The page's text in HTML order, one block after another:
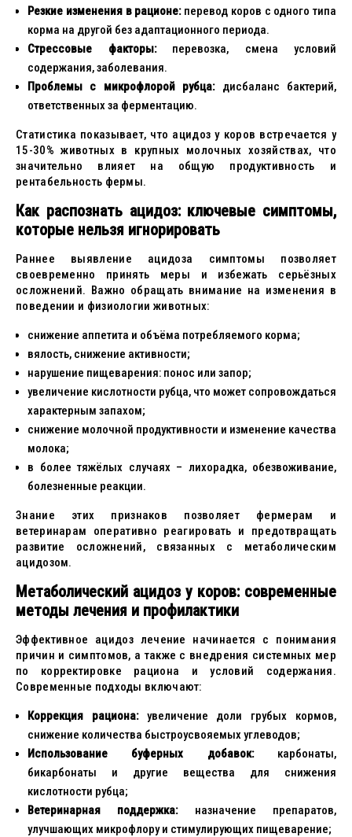
Резкие изменения в рационе:перевод коров с одного типа
корма на другой без адаптационного периода.
Стрессовые факторы:перевозка, смена условий
содержания, заболевания.
Проблемы с микрофлорой рубца:дисбаланс бактерий,
ответственных за ферментацию.
Статистика показывает, что ацидоз у коров встречается у
15-30% животных в крупных молочных хозяйствах, что
значительно влияет на общую продуктивность и
рентабельность фермы.
Как распознать ацидоз: ключевые симптомы,
которые нельзя игнорировать
Раннее выявление ацидоза симптомы позволяет
своевременно принять меры и избежать серьёзных
осложнений. Важно обращать внимание на изменения в
поведении и физиологии животных:
снижение аппетита и объёма потребляемого корма;
вялость, снижение активности;
нарушение пищеварения: понос или запор;
увеличение кислотности рубца, что может сопровождаться
характерным запахом;
снижение молочной продуктивности и изменение качества
молока;
в более тяжёлых случаях – лихорадка, обезвоживание,
болезненные реакции.
Знание этих признаков позволяет фермерам и
ветеринарам оперативно реагировать и предотвращать
развитие осложнений, связанных с метаболическим
ацидозом.
Метаболический ацидоз у коров: современные
методы лечения и профилактики
Эффективное ацидоз лечение начинается с понимания
причин и симптомов, а также с внедрения системных мер
по корректировке рациона и условий содержания.
Современные подходы включают:
Коррекция рациона:увеличение доли грубых кормов,
снижение количества быстроусвояемых углеводов;
Использование буферных добавок:карбонаты,
бикарбонаты и другие вещества для снижения
кислотности рубца;
Ветеринарная поддержка:назначение препаратов,
улучшающих микрофлору и стимулирующих пищеварение;